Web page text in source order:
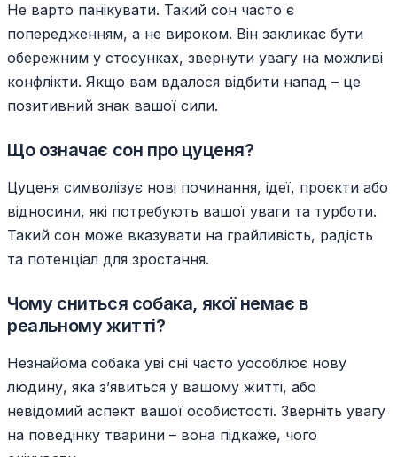
Не варто панікувати. Такий сон часто є
попередженням, а не вироком. Він закликає бути
обережним у стосунках, звернути увагу на можливі
конфлікти. Якщо вам вдалося відбити напад – це
позитивний знак вашої сили.
Що означає сон про цуценя?
Цуценя символізує нові починання, ідеї, проєкти або
відносини, які потребують вашої уваги та турботи.
Такий сон може вказувати на грайливість, радість
та потенціал для зростання.
Чому сниться собака, якої немає в
реальному житті?
Незнайома собака уві сні часто уособлює нову
людину, яка з’явиться у вашому житті, або
невідомий аспект вашої особистості. Зверніть увагу
на поведінку тварини – вона підкаже, чого